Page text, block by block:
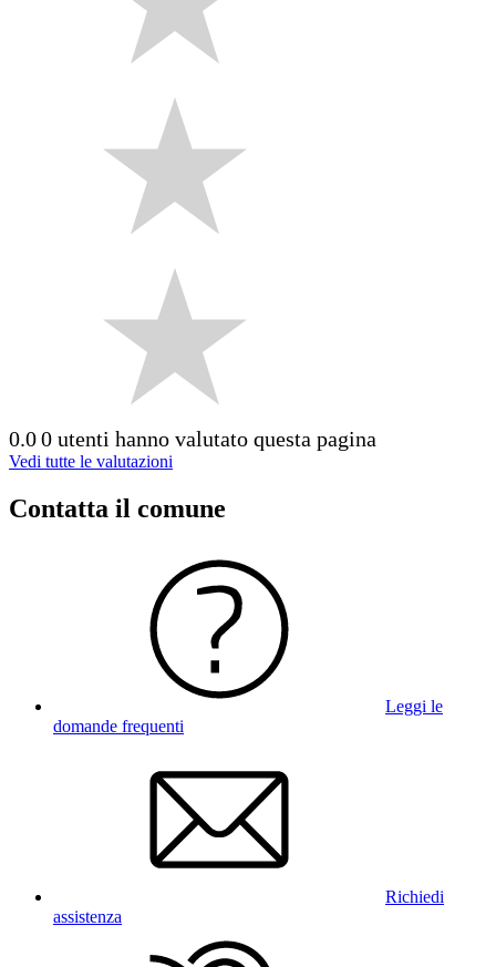
0.00 utenti hanno valutato questa pagina
Vedi tutte le valutazioni
Contatta il comune
Leggi le
domande frequenti
Richiedi
assistenza